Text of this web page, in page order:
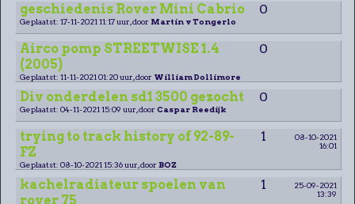
geschiedenis Rover Mini Cabrio 0
Geplaatst: 17-11-2021 11:17 uur, door Martin v Tongerlo
Airco pomp STREETWISE 1.4
(2005)
0
Geplaatst: 11-11-2021 01:20 uur, door William Dollimore
Div onderdelen sd1 3500 gezocht 0
Geplaatst: 04-11-2021 15:09 uur, door Caspar Reedijk
trying to track history of 92-89-
FZ
1
08-10-2021
16:01
Geplaatst: 08-10-2021 15:36 uur, door BOZ
kachelradiateur spoelen van
rover 75
1
25-09-2021
13:39